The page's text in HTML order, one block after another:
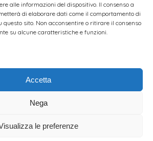
alle informazioni del dispositivo. Il consenso a
di elaborare dati come il comportamento di
questo sito. Non acconsentire o ritirare il consenso
su alcune caratteristiche e funzioni.
Accetta
Nega
le preferenze
una mano concreta alla
banchetti, video,
ecc.)